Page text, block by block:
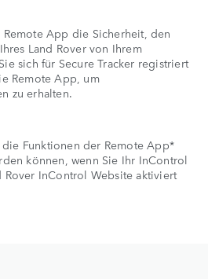
App die Sicherheit, den
Land Rover von Ihrem
sich für Secure Tracker registriert
Remote App, um
zu erhalten.
Funktionen der Remote App*
können, wenn Sie Ihr InControl
InControl Website aktiviert